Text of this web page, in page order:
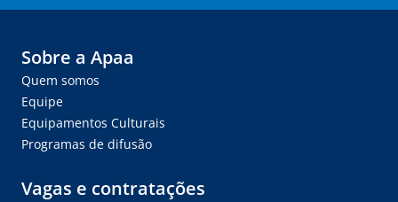
Sobre a Apaa
Quem somos
Equipe
Equipamentos Culturais
Programas de difusão
Vagas e contratações